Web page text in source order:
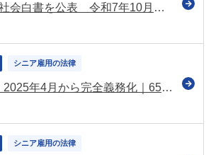
令和8年版の高齢社会白書を公表 令和7年10月現在の高齢化率は「29.4％」 令和52年には2.6人に1人が65歳以上
シニア雇用の法律
【専門家コラム】2025年4月から完全義務化｜65歳までの雇用確保措置と企業の対応ポイント
シニア雇用の法律